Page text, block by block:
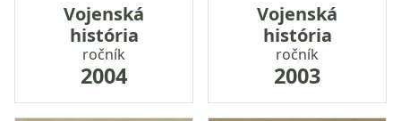
Vojenská
história
ročník
2004
Vojenská
história
ročník
2003